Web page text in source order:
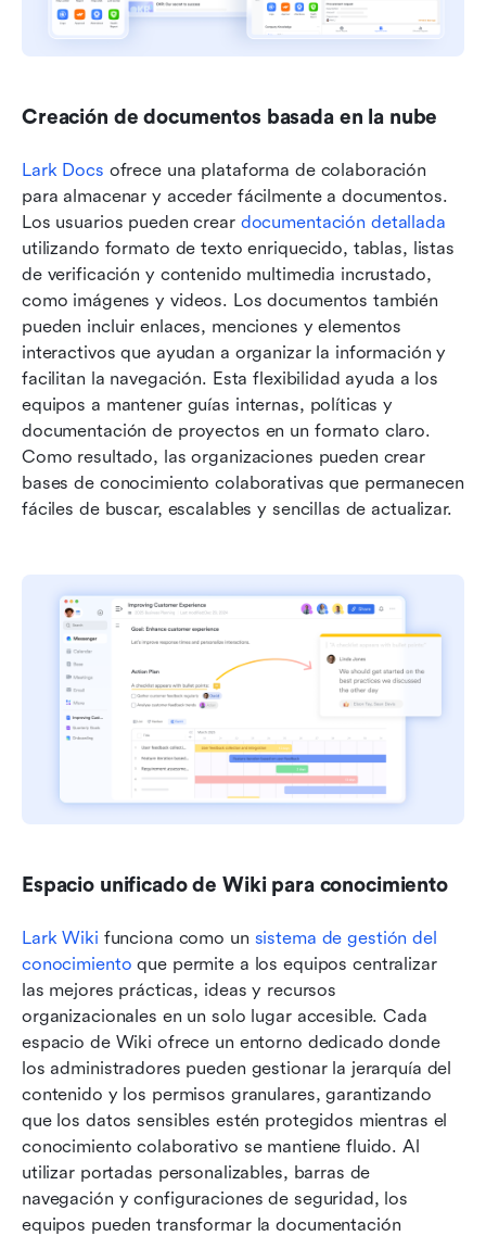
Creación de documentos basada en la nube
Lark Docs ofrece una plataforma de colaboración
para almacenar y acceder fácilmente a documentos.
Los usuarios pueden crear documentación detallada
utilizando formato de texto enriquecido, tablas, listas
de verificación y contenido multimedia incrustado,
como imágenes y videos. Los documentos también
pueden incluir enlaces, menciones y elementos
interactivos que ayudan a organizar la información y
facilitan la navegación. Esta flexibilidad ayuda a los
equipos a mantener guías internas, políticas y
documentación de proyectos en un formato claro.
Como resultado, las organizaciones pueden crear
bases de conocimiento colaborativas que permanecen
fáciles de buscar, escalables y sencillas de actualizar.
Espacio unificado de Wiki para conocimiento
Lark Wiki funciona como un sistema de gestión del
conocimiento que permite a los equipos centralizar
las mejores prácticas, ideas y recursos
organizacionales en un solo lugar accesible. Cada
espacio de Wiki ofrece un entorno dedicado donde
los administradores pueden gestionar la jerarquía del
contenido y los permisos granulares, garantizando
que los datos sensibles estén protegidos mientras el
conocimiento colaborativo se mantiene fluido. Al
utilizar portadas personalizables, barras de
navegación y configuraciones de seguridad, los
equipos pueden transformar la documentación